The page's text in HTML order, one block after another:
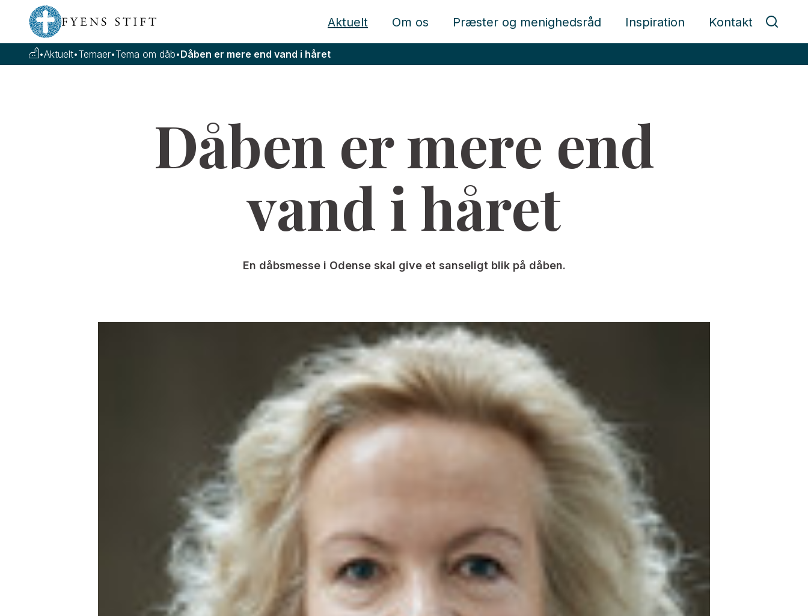
Aktuelt Om os Præster og menighedsråd Inspiration Kontakt
•Aktuelt•Temaer•Tema om dåb•Dåben er mere end vand i håret
Dåben er mere end
vand i håret
En dåbsmesse i Odense skal give et sanseligt blik på dåben.